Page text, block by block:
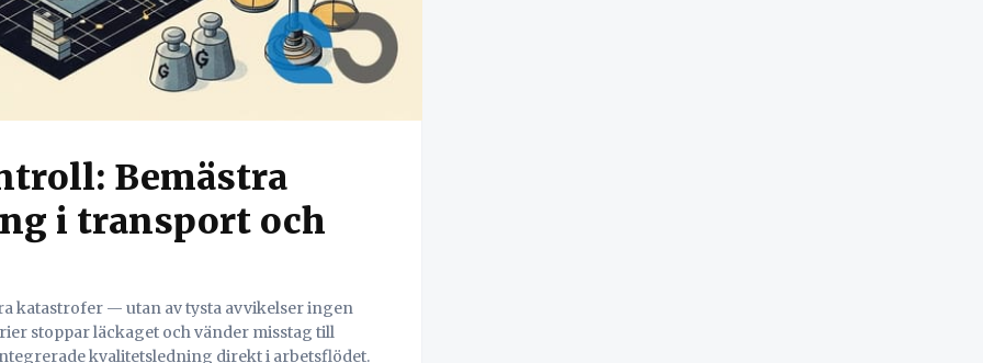
Bemästra
i transport och
katastrofer — utan av tysta avvikelser ingen
stoppar läckaget och vänder misstag till
kvalitetsledning direkt i arbetsflödet.